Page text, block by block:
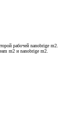
рабочей nanobrige m2.
m2 и nanobrige m2.